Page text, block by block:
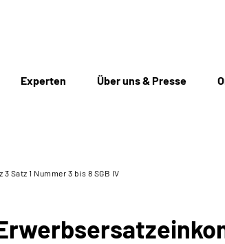
Experten Über uns & Presse
Satz 1 Nummer 3 bis 8 SGB IV